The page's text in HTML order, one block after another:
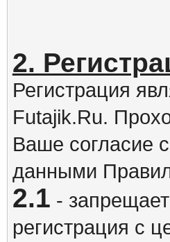
2.
Регистрация
Futajik.Ru.
Ваше согласие
данными
2.1 -
регистрация с